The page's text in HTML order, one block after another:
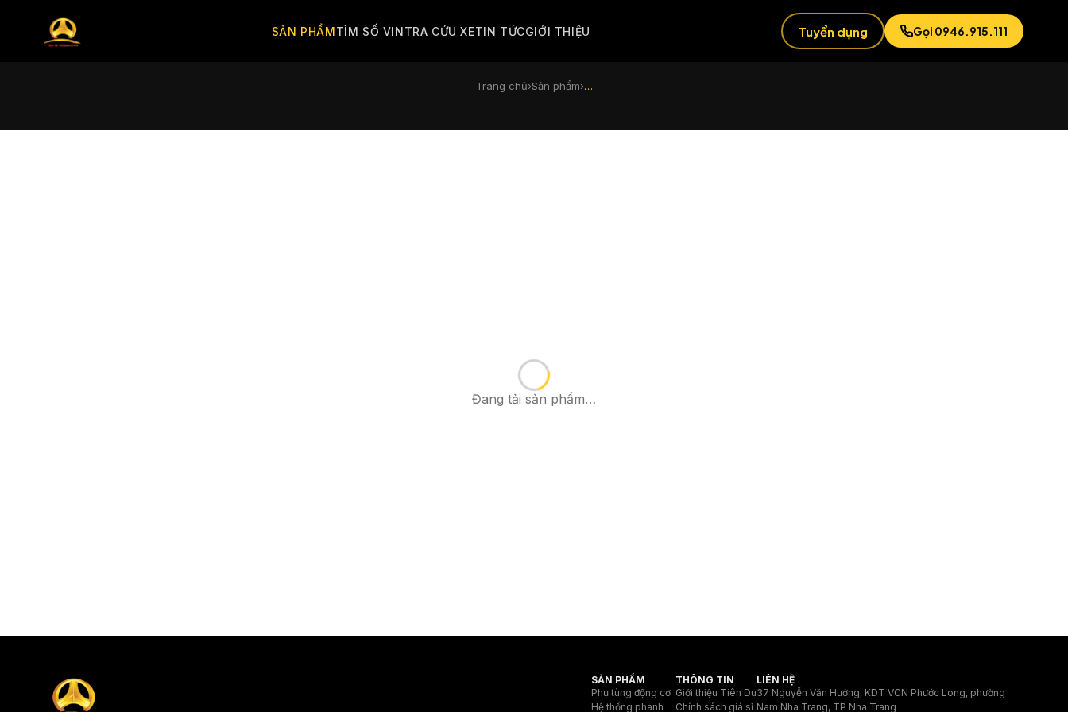
SẢN PHẨMTÌM SỐ VINTRA CỨU XETIN TỨCGIỚI THIỆU Tuyển dụng Gọi 0946.915.111
Trang chủ›Sản phẩm›…
Đang tải sản phẩm…
SẢN PHẨM
Phụ tùng động cơ
Hệ thống phanh
THÔNG TIN
Giới thiệu Tiên Du
Chính sách giá sỉ
LIÊN HỆ
37 Nguyễn Văn Hưởng, KDT VCN Phước Long, phường
Nam Nha Trang, TP Nha Trang